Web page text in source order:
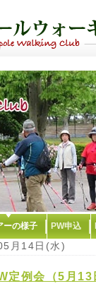
ーの様子 PW申込
月14日(水)
定例会（5月13